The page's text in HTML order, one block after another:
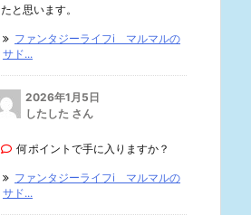
たと思います。
ファンタジーライフi マルマルの
サド...
2026年1月5日
したした さん
何ポイントで手に入りますか？
ファンタジーライフi マルマルの
サド...